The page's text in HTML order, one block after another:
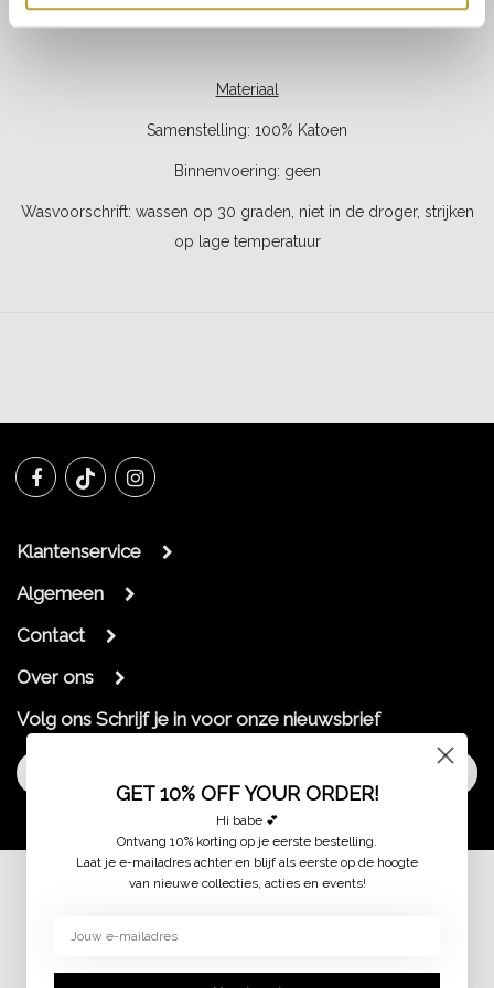
Totale lengte maat 34: 52 cm
Materiaal
Samenstelling: 100% Katoen
Binnenvoering: geen
Wasvoorschrift: wassen op 30 graden, niet in de droger, strijken
op lage temperatuur
Klantenservice
Algemeen
Contact
Over ons
Volg ons Schrijf je in voor onze nieuwsbrief
GET 10% OFF YOUR ORDER!
Hi babe 💕
Ontvang 10% korting op je eerste bestelling.
Laat je e-mailadres achter en blijf als eerste op de hoogte
van nieuwe collecties, acties en events!